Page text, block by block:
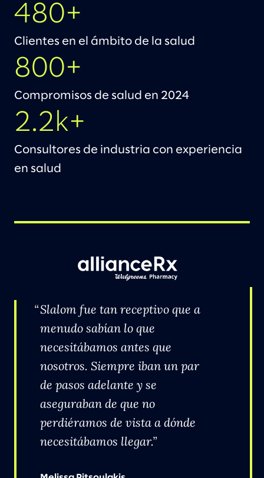
480+
Clientes en el ámbito de la salud
800+
Compromisos de salud en 2024
2.2k+
Consultores de industria con experiencia
en salud
Slalom fue tan receptivo que a
menudo sabían lo que
necesitábamos antes que
nosotros. Siempre iban un par
de pasos adelante y se
aseguraban de que no
perdiéramos de vista a dónde
necesitábamos llegar.